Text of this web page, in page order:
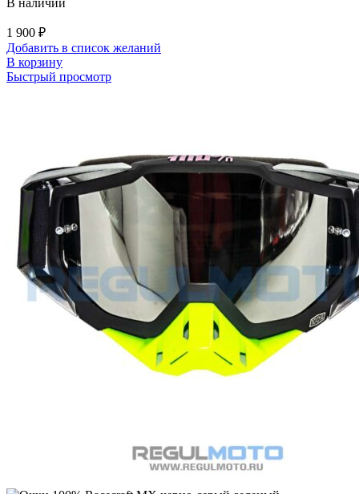
1 900 ₽
Добавить в список желаний
В корзину
Быстрый просмотр